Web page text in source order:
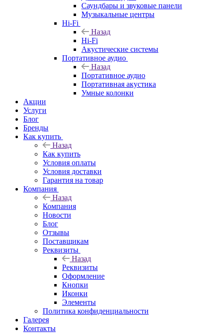
Саундбары и звуковые панели
Музыкальные центры
Hi-Fi
Назад
Hi-Fi
Акустические системы
Портативное аудио
Назад
Портативное аудио
Портативная акустика
Умные колонки
Акции
Услуги
Блог
Бренды
Как купить
Назад
Как купить
Условия оплаты
Условия доставки
Гарантия на товар
Компания
Назад
Компания
Новости
Блог
Отзывы
Поставщикам
Реквизиты
Назад
Реквизиты
Оформление
Кнопки
Иконки
Элементы
Политика конфиденциальности
Галерея
Контакты